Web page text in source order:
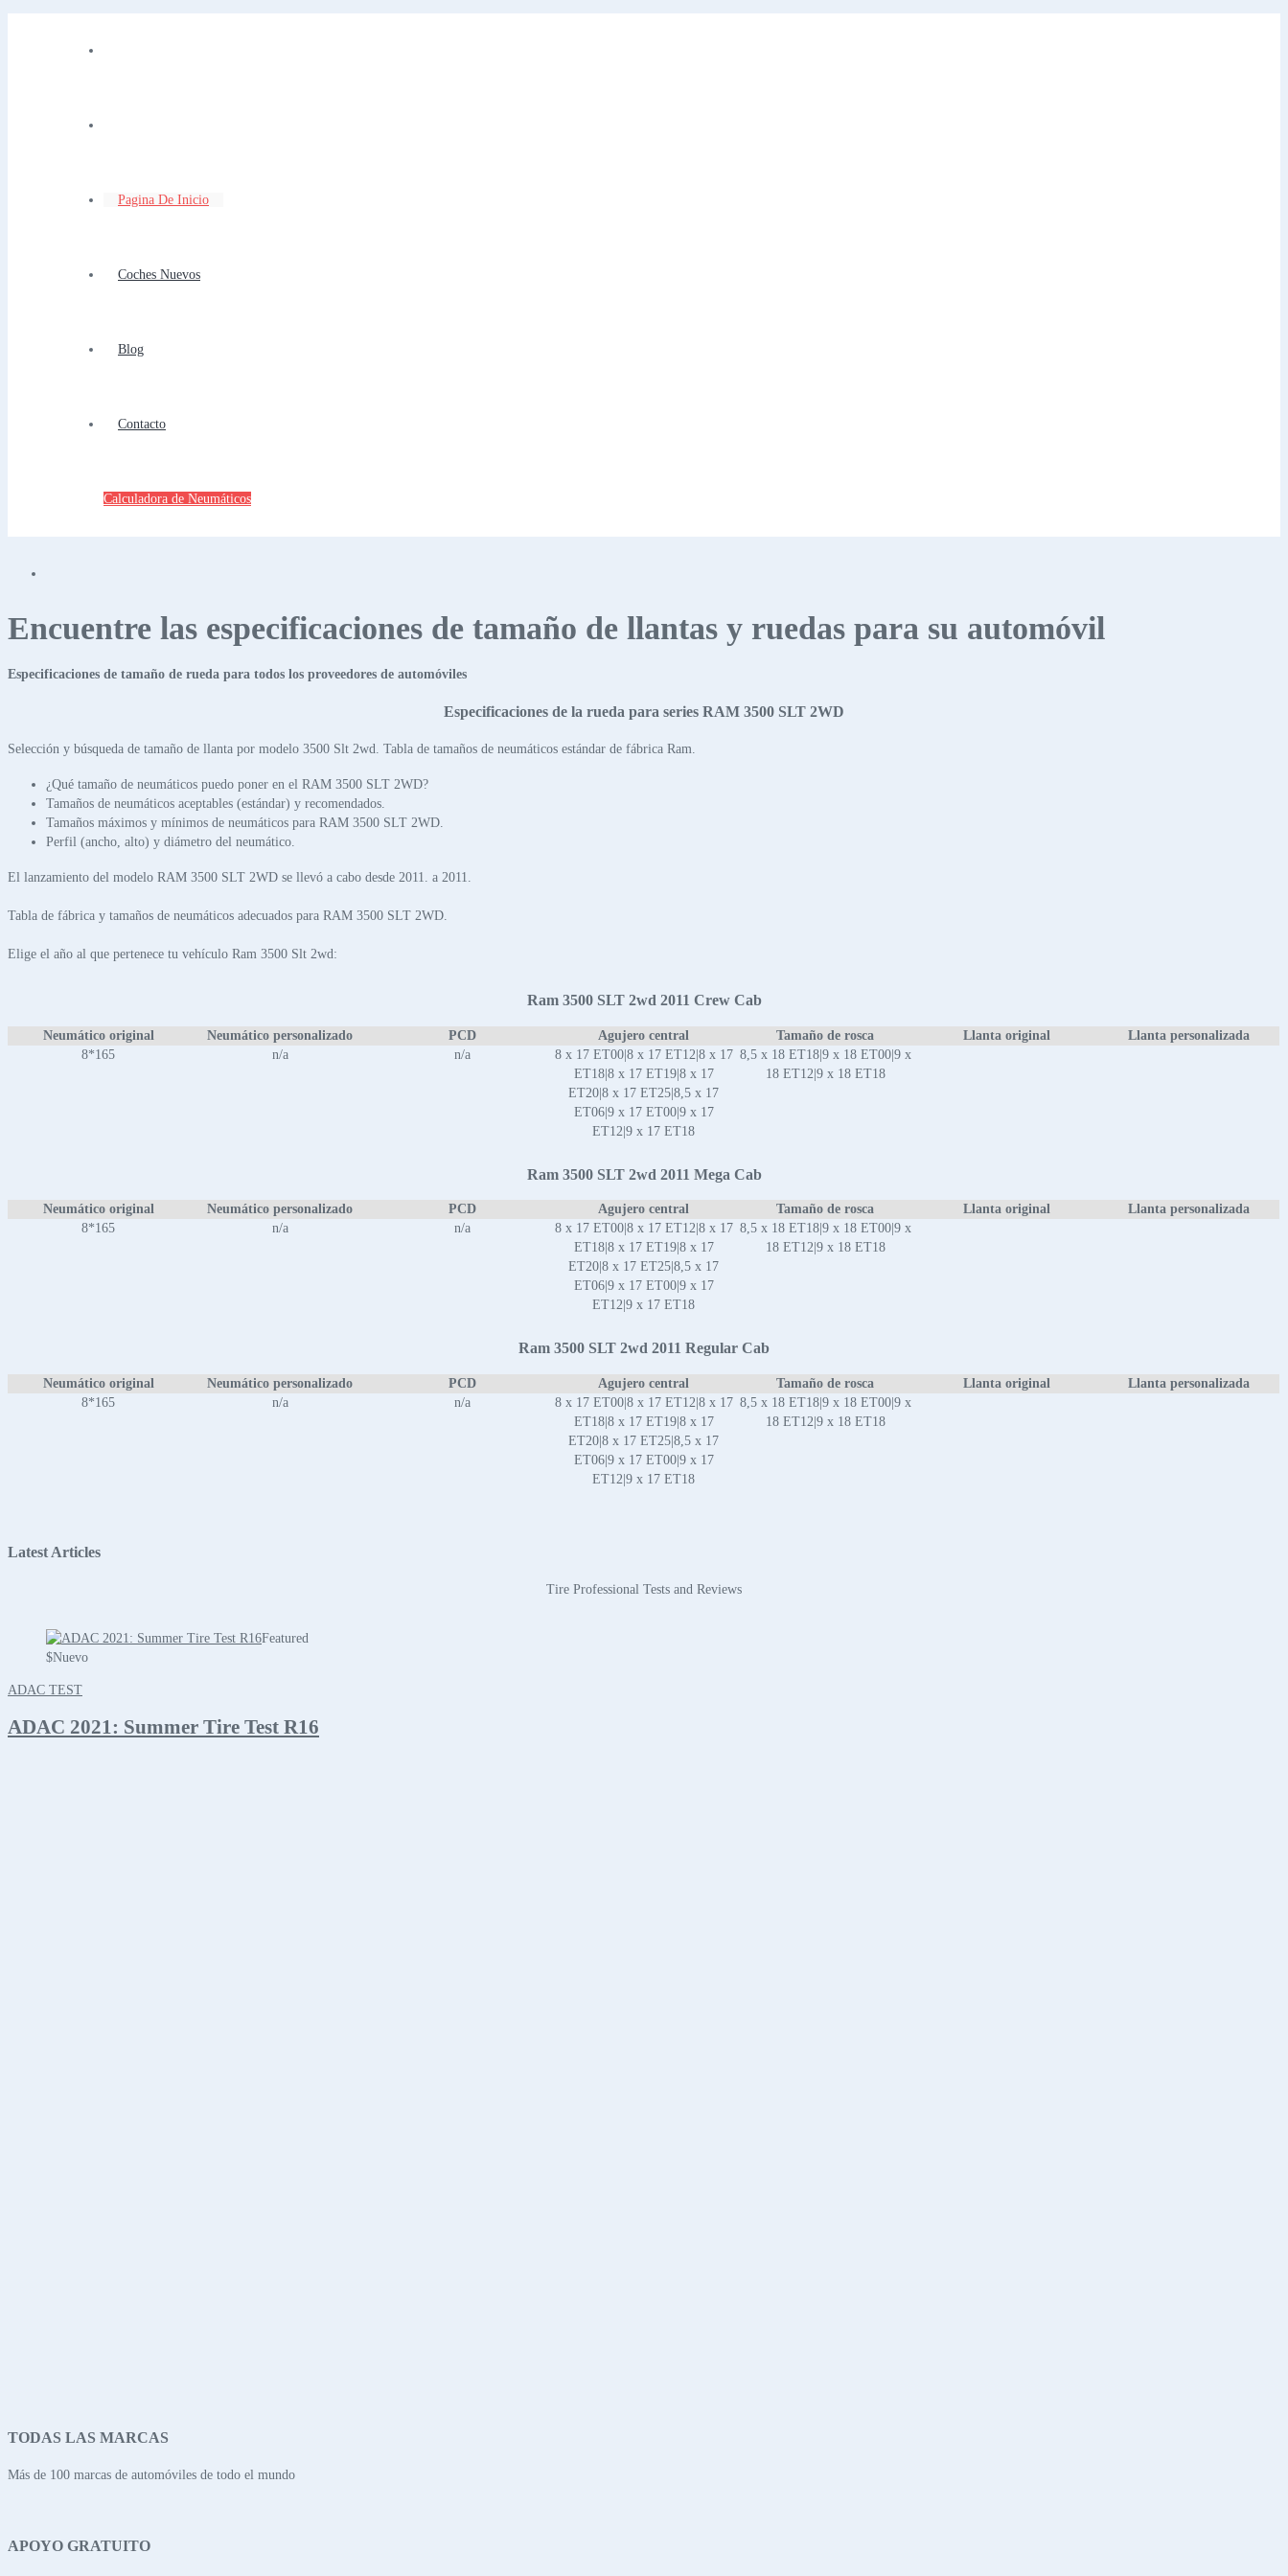
Pagina De Inicio
Coches Nuevos
Blog
Contacto
Calculadora de Neumáticos
Encuentre las especificaciones de tamaño de llantas y ruedas para su automóvil
Especificaciones de tamaño de rueda para todos los proveedores de automóviles
Especificaciones de la rueda para series RAM 3500 SLT 2WD
Selección y búsqueda de tamaño de llanta por modelo 3500 Slt 2wd. Tabla de tamaños de neumáticos estándar de fábrica Ram.
¿Qué tamaño de neumáticos puedo poner en el RAM 3500 SLT 2WD?
Tamaños de neumáticos aceptables (estándar) y recomendados.
Tamaños máximos y mínimos de neumáticos para RAM 3500 SLT 2WD.
Perfil (ancho, alto) y diámetro del neumático.
El lanzamiento del modelo RAM 3500 SLT 2WD se llevó a cabo desde 2011. a 2011.
Tabla de fábrica y tamaños de neumáticos adecuados para RAM 3500 SLT 2WD.
Elige el año al que pertenece tu vehículo Ram 3500 Slt 2wd:
Ram 3500 SLT 2wd 2011 Crew Cab
Neumático original Neumático personalizado PCD Agujero central Tamaño de rosca Llanta original
Llanta personalizada
8*165
n/a n/a
8 x 17 ET00|8 x 17 ET12|8 x 17
ET18|8 x 17 ET19|8 x 17
ET20|8 x 17 ET25|8,5 x 17
ET06|9 x 17 ET00|9 x 17
ET12|9 x 17 ET18
8,5 x 18 ET18|9 x 18 ET00|9 x
18 ET12|9 x 18 ET18
Ram 3500 SLT 2wd 2011 Mega Cab
Neumático original Neumático personalizado PCD Agujero central Tamaño de rosca Llanta original
Llanta personalizada
8*165
n/a n/a
8 x 17 ET00|8 x 17 ET12|8 x 17
ET18|8 x 17 ET19|8 x 17
ET20|8 x 17 ET25|8,5 x 17
ET06|9 x 17 ET00|9 x 17
ET12|9 x 17 ET18
8,5 x 18 ET18|9 x 18 ET00|9 x
18 ET12|9 x 18 ET18
Ram 3500 SLT 2wd 2011 Regular Cab
Neumático original Neumático personalizado PCD Agujero central Tamaño de rosca Llanta original
Llanta personalizada
8*165
n/a n/a
8 x 17 ET00|8 x 17 ET12|8 x 17
ET18|8 x 17 ET19|8 x 17
ET20|8 x 17 ET25|8,5 x 17
ET06|9 x 17 ET00|9 x 17
ET12|9 x 17 ET18
8,5 x 18 ET18|9 x 18 ET00|9 x
18 ET12|9 x 18 ET18
Latest Articles
Tire Professional Tests and Reviews
Featured
$Nuevo
ADAC TEST
ADAC 2021: Summer Tire Test R16
TODAS LAS MARCAS
Más de 100 marcas de automóviles de todo el mundo
APOYO GRATUITO